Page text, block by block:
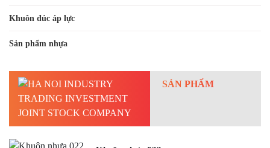
Khuôn đúc áp lực
Sản phẩm nhựa
SẢN PHẨM